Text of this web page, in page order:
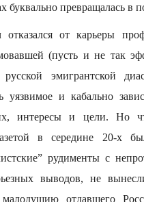
буквально превращалась в
от карьеры
(пусть и не так
русской эмигрантской
и кабально
интересы и цели. Но
в середине 20-х
рудименты с
выводов, не
малодушию отдавшего